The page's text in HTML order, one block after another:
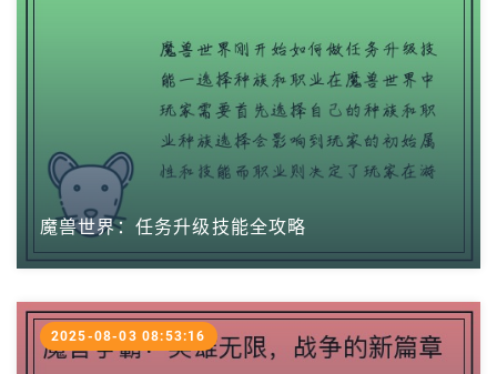
魔兽世界：任务升级技能全攻略
2025-08-03 08:53:16